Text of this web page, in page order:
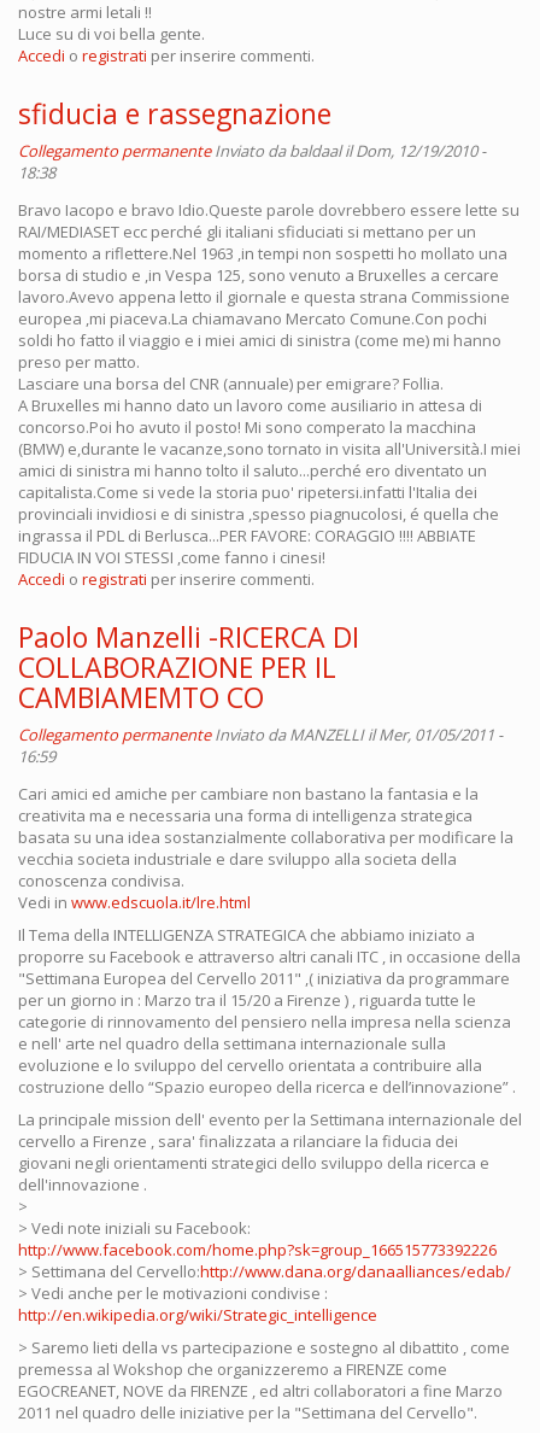
nostre armi letali !!
Luce su di voi bella gente.
Accedi o registrati per inserire commenti.
sfiducia e rassegnazione
Collegamento permanente Inviato dabaldaalil Dom, 12/19/2010 -
18:38
Bravo Iacopo e bravo Idio.Queste parole dovrebbero essere lette su
RAI/MEDIASET ecc perché gli italiani sfiduciati si mettano per un
momento a riflettere.Nel 1963 ,in tempi non sospetti ho mollato una
borsa di studio e ,in Vespa 125, sono venuto a Bruxelles a cercare
lavoro.Avevo appena letto il giornale e questa strana Commissione
europea ,mi piaceva.La chiamavano Mercato Comune.Con pochi
soldi ho fatto il viaggio e i miei amici di sinistra (come me) mi hanno
preso per matto.
Lasciare una borsa del CNR (annuale) per emigrare? Follia.
A Bruxelles mi hanno dato un lavoro come ausiliario in attesa di
concorso.Poi ho avuto il posto! Mi sono comperato la macchina
(BMW) e,durante le vacanze,sono tornato in visita all'Università.I miei
amici di sinistra mi hanno tolto il saluto...perché ero diventato un
capitalista.Come si vede la storia puo' ripetersi.infatti l'Italia dei
provinciali invidiosi e di sinistra ,spesso piagnucolosi, é quella che
ingrassa il PDL di Berlusca...PER FAVORE: CORAGGIO !!!! ABBIATE
FIDUCIA IN VOI STESSI ,come fanno i cinesi!
Accedi o registrati per inserire commenti.
Paolo Manzelli -RICERCA DI
COLLABORAZIONE PER IL
CAMBIAMEMTO CO
Collegamento permanente Inviato daMANZELLIil Mer, 01/05/2011 -
16:59
Cari amici ed amiche per cambiare non bastano la fantasia e la
creativita ma e necessaria una forma di intelligenza strategica
basata su una idea sostanzialmente collaborativa per modificare la
vecchia societa industriale e dare sviluppo alla societa della
conoscenza condivisa.
Vedi in www.edscuola.it/lre.html
Il Tema della INTELLIGENZA STRATEGICA che abbiamo iniziato a
proporre su Facebook e attraverso altri canali ITC , in occasione della
"Settimana Europea del Cervello 2011" ,( iniziativa da programmare
per un giorno in : Marzo tra il 15/20 a Firenze ) , riguarda tutte le
categorie di rinnovamento del pensiero nella impresa nella scienza
e nell' arte nel quadro della settimana internazionale sulla
evoluzione e lo sviluppo del cervello orientata a contribuire alla
costruzione dello “Spazio europeo della ricerca e dell’innovazione” .
La principale mission dell' evento per la Settimana internazionale del
cervello a Firenze , sara' finalizzata a rilanciare la fiducia dei
giovani negli orientamenti strategici dello sviluppo della ricerca e
dell'innovazione .
>
> Vedi note iniziali su Facebook:
http://www.facebook.com/home.php?sk=group_166515773392226
> Settimana del Cervello:http://www.dana.org/danaalliances/edab/
> Vedi anche per le motivazioni condivise :
http://en.wikipedia.org/wiki/Strategic_intelligence
> Saremo lieti della vs partecipazione e sostegno al dibattito , come
premessa al Wokshop che organizzeremo a FIRENZE come
EGOCREANET, NOVE da FIRENZE , ed altri collaboratori a fine Marzo
2011 nel quadro delle iniziative per la "Settimana del Cervello".